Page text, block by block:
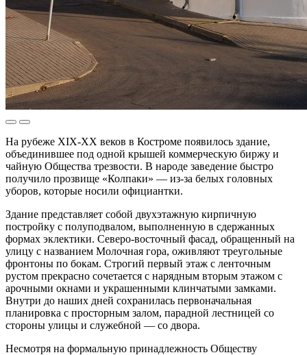
На рубеже XIX-XX веков в Костроме появилось здание,
объединившее под одной крышей коммерческую биржу и
чайную Общества трезвости. В народе заведение быстро
получило прозвище «Колпаки» — из-за белых головных
уборов, которые носили официантки.
Здание представляет собой двухэтажную кирпичную
постройку с полуподвалом, выполненную в сдержанных
формах эклектики. Северо-восточный фасад, обращенный на
улицу с названием Молочная гора, оживляют треугольные
фронтоны по бокам. Строгий первый этаж с ленточным
рустом прекрасно сочетается с нарядным вторым этажом с
арочными окнами и украшенными клинчатыми замками.
Внутри до наших дней сохранилась первоначальная
планировка с просторным залом, парадной лестницей со
стороны улицы и служебной — со двора.
Несмотря на формальную принадлежность Обществу